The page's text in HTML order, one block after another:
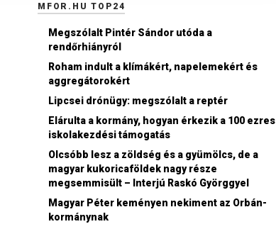
MFOR.HU TOP24
Megszólalt Pintér Sándor utóda a
rendőrhiányról
Roham indult a klímákért, napelemekért és
aggregátorokért
Lipcsei drónügy: megszólalt a reptér
Elárulta a kormány, hogyan érkezik a 100 ezres
iskolakezdési támogatás
Olcsóbb lesz a zöldség és a gyümölcs, de a
magyar kukoricaföldek nagy része
megsemmisült – Interjú Raskó Györggyel
Magyar Péter keményen nekiment az Orbán-
kormánynak